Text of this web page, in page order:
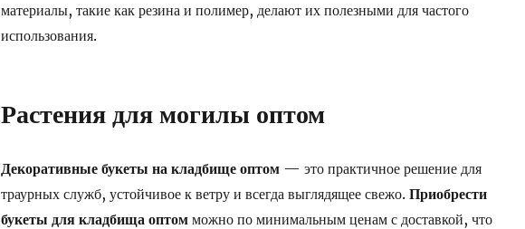
материалы, такие как резина и полимер, делают их полезными для частого
использования.
Растения для могилы оптом
Декоративные букеты на кладбище оптом— это практичное решение для
траурных служб, устойчивое к ветру и всегда выглядящее свежо. Приобрести
букеты для кладбища оптомможно по минимальным ценам с доставкой, что